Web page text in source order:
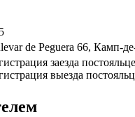
de Peguera 66, Камп-
заезда
выезда